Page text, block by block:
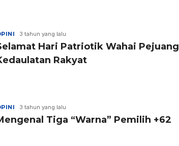
3 tahun yang lalu
Hari Patriotik Wahai Pejuang
Rakyat
3 tahun yang lalu
Tiga “Warna” Pemilih +62